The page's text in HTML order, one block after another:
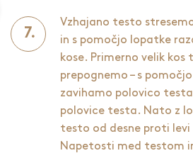
Vzhajano testo
in s pomočjo lopatke
kose. Primerno velik
prepognemo – s
zavihamo polovico
polovice testa. Nato z
testo od desne proti
Napetosti med testom